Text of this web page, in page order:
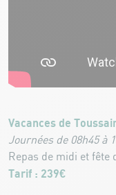
Vacances de
Journées de 08h45 à
Repas de midi et fête
Tarif : 239€